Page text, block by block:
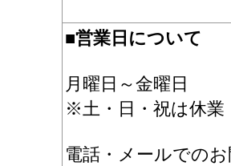
■営業日について
月曜日～金曜日
※土・日・祝は休業
電話・メールでの